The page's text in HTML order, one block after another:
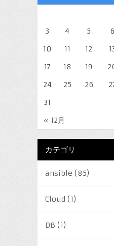
« 12月
3
4 5 6
10
11 12
17
18 19
24
25 26
31
カテゴリ
ansible (85)
Cloud (1)
DB (1)